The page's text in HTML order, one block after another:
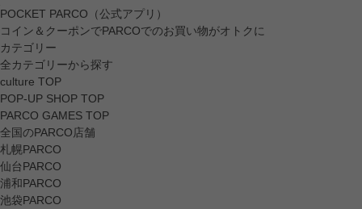
POCKET PARCO（公式アプリ）
コイン＆クーポンでPARCOでのお買い物がオトクに
カテゴリー
全カテゴリーから探す
culture TOP
POP-UP SHOP TOP
PARCO GAMES TOP
全国のPARCO店舗
札幌PARCO
仙台PARCO
浦和PARCO
池袋PARCO